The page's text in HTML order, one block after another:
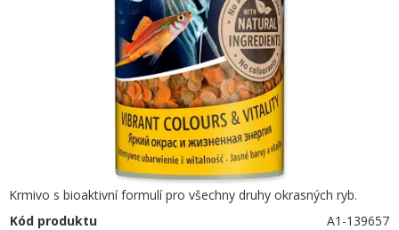
Krmivo s bioaktivní formulí pro všechny druhy okrasných ryb.
Kód produktu
A1-139657